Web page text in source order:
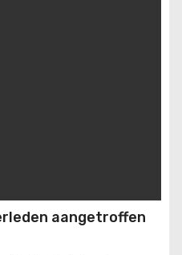
aangetroffen